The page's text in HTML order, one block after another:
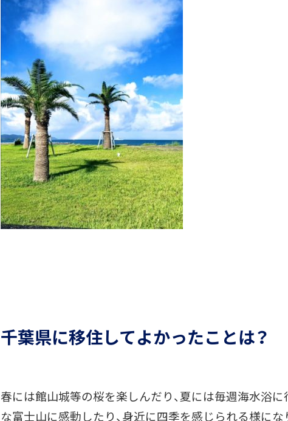
千葉県に移住してよかったことは？
春には館山城等の桜を楽しんだり、夏には毎週海水浴
な富士山に感動したり、身近に四季を感じられる様に